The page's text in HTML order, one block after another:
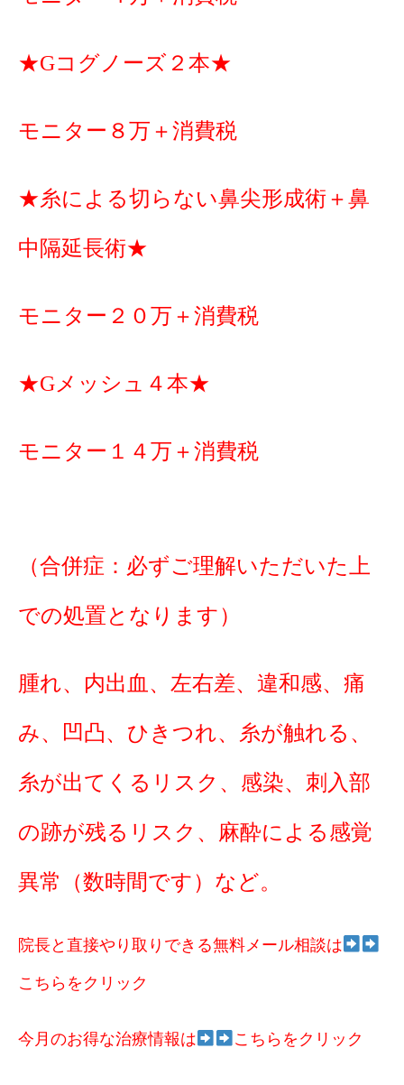
★Gコグノーズ２本★
モニター８万＋消費税
★糸による切らない鼻尖形成術＋鼻
中隔延長術★
モニター２０万＋消費税
★Gメッシュ４本★
モニター１４万＋消費税
（合併症：必ずご理解いただいた上
での処置となります）
腫れ、内出血、左右差、違和感、痛
み、凹凸、ひきつれ、糸が触れる、
糸が出てくるリスク、感染、刺入部
の跡が残るリスク、麻酔による感覚
異常（数時間です）など。
院長と直接やり取りできる無料メール相談は
こちらをクリック
今月のお得な治療情報は こちらをクリック